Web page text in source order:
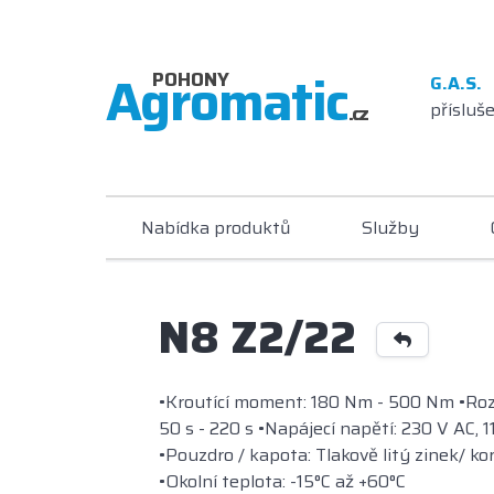
POHONY
Agromatic.cz
Nabídka produktů Služby
N8 Z2/22
•Kroutící moment: 180 Nm - 500 Nm
50 s - 220 s •Napájecí napětí: 230 V AC,
•Pouzdro / kapota: Tlakově litý zinek/
•Okolní teplota: -15°C až +60°C